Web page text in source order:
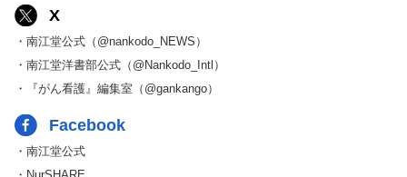
X
・南江堂公式（@nankodo_NEWS）
・南江堂洋書部公式（@Nankodo_Intl）
・『がん看護』編集室（@gankango）
Facebook
・南江堂公式